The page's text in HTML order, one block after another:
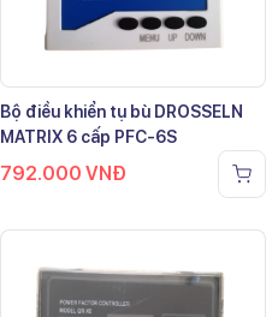
Bộ điều khiển tụ bù DROSSELN
MATRIX 6 cấp PFC-6S
792.000 VNĐ